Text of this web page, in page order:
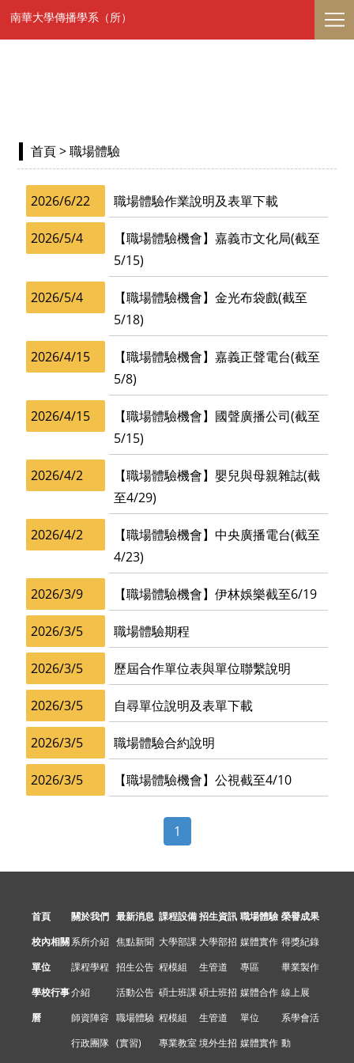
南華大學傳播學系（所）
首頁> 職場體驗
2026/6/22 職場體驗作業說明及表單下載
2026/5/4
【職場體驗機會】嘉義市文化局(截至
5/15)
2026/5/4
【職場體驗機會】金光布袋戲(截至
5/18)
2026/4/15
【職場體驗機會】嘉義正聲電台(截至
5/8)
2026/4/15
【職場體驗機會】國聲廣播公司(截至
5/15)
2026/4/2
【職場體驗機會】嬰兒與母親雜誌(截
至4/29)
2026/4/2
【職場體驗機會】中央廣播電台(截至
4/23)
2026/3/9 【職場體驗機會】伊林娛樂截至6/19
2026/3/5 職場體驗期程
2026/3/5 歷屆合作單位表與單位聯繫說明
2026/3/5 自尋單位說明及表單下載
2026/3/5 職場體驗合約說明
2026/3/5 【職場體驗機會】公視截至4/10
1
首頁
校內相關
單位
學校行事
曆
關於我們
系所介紹
課程學程
介紹
師資陣容
行政團隊
最新消息
焦點新聞
招生公告
活動公告
職場體驗
(實習)
課程設備
大學部課
程模組
碩士班課
程模組
專業教室
招生資訊
大學部招
生管道
碩士班招
生管道
境外生招
職場體驗
媒體實作
專區
媒體合作
單位
媒體實作
榮譽成果
得獎紀錄
畢業製作
線上展
系學會活
動